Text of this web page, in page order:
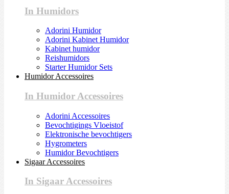
In Humidors
Adorini Humidor
Adorini Kabinet Humidor
Kabinet humidor
Reishumidors
Starter Humidor Sets
Humidor Accessoires
In Humidor Accessoires
Adorini Accessoires
Bevochtigings Vloeistof
Elektronische bevochtigers
Hygrometers
Humidor Bevochtigers
Sigaar Accessoires
In Sigaar Accessoires